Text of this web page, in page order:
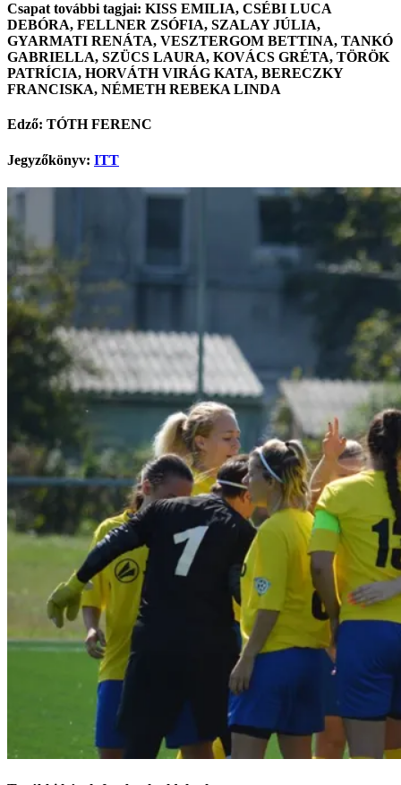
Csapat további tagjai: KISS EMILIA, CSÉBI LUCA
DEBÓRA, FELLNER ZSÓFIA, SZALAY JÚLIA,
GYARMATI RENÁTA, VESZTERGOM BETTINA, TANKÓ
GABRIELLA, SZÜCS LAURA, KOVÁCS GRÉTA, TÖRÖK
PATRÍCIA, HORVÁTH VIRÁG KATA, BERECZKY
FRANCISKA, NÉMETH REBEKA LINDA
Edző: TÓTH FERENC
Jegyzőkönyv: ITT